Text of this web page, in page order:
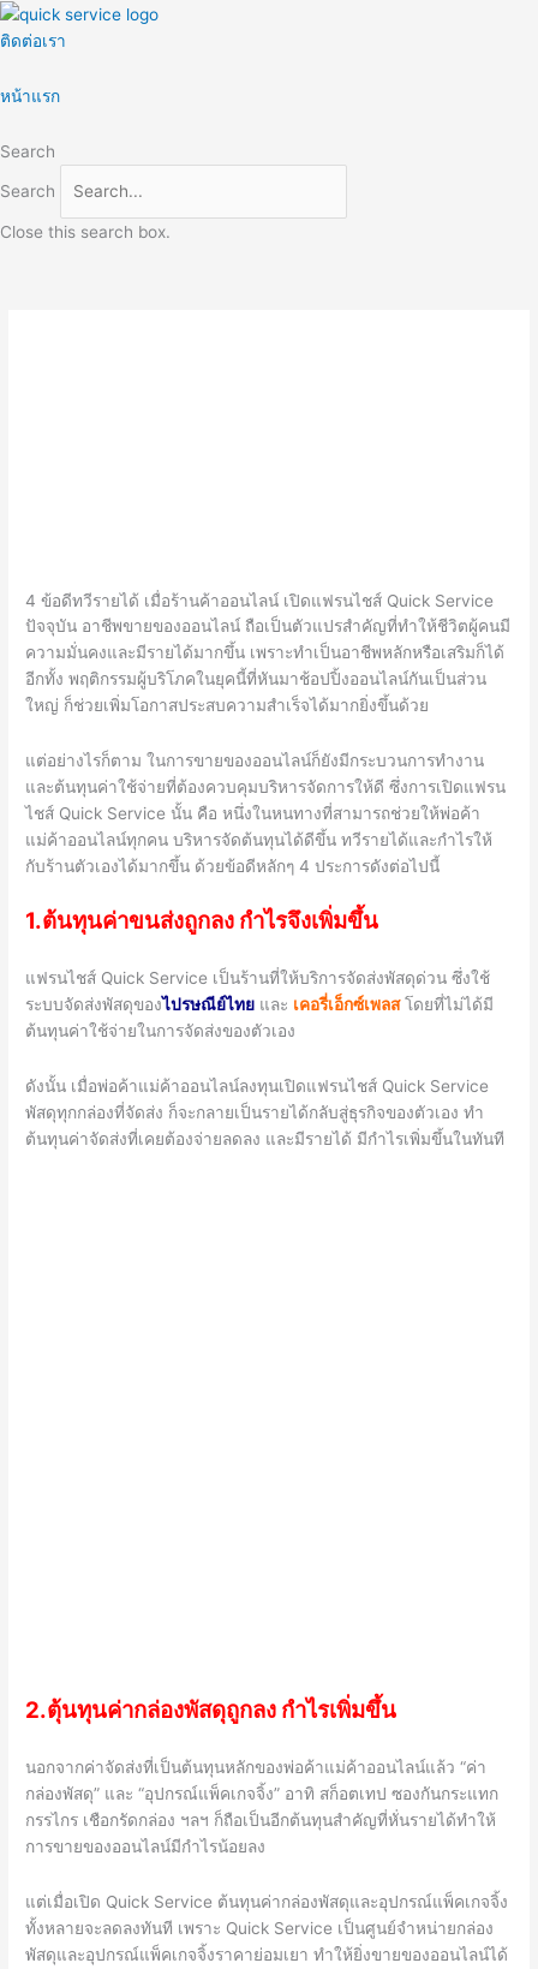
Skip
to
ติดต่อเรา
หน้าแรก
Search
Search
Close this search box.
4 ข้อดีทวีรายได้ เมื่อร้านค้าออนไลน์ เปิดแฟรนไชส์ Quick Service
ปัจจุบัน อาชีพขายของออนไลน์ ถือเป็นตัวแปรสำคัญที่ทำให้ชีวิตผู้คนมี
ความมั่นคงและมีรายได้มากขึ้น เพราะทำเป็นอาชีพหลักหรือเสริมก็ได้
อีกทั้ง พฤติกรรมผู้บริโภคในยุคนี้ที่หันมาช้อปปิ้งออนไลน์กันเป็นส่วน
ใหญ่ ก็ช่วยเพิ่มโอกาสประสบความสำเร็จได้มากยิ่งขึ้นด้วย
แต่อย่างไรก็ตาม ในการขายของออนไลน์ก็ยังมีกระบวนการทำงาน
และต้นทุนค่าใช้จ่ายที่ต้องควบคุมบริหารจัดการให้ดี ซึ่งการเปิดแฟรน
ไชส์ Quick Serviceนั้น คือหนึ่งในหนทางที่สามารถช่วยให้พ่อค้า
แม่ค้าออนไลน์ทุกคน บริหารจัดต้นทุนได้ดีขึ้น ทวีรายได้และกำไรให้
กับร้านตัวเองได้มากขึ้น ด้วยข้อดีหลักๆ4ประการดังต่อไปนี้
1.ต้นทุนค่าขนส่งถูกลง กำไรจึงเพิ่มขึ้น
แฟรนไชส์ Quick Service เป็นร้านที่ให้บริการจัดส่งพัสดุด่วน ซึ่งใช้
ระบบจัดส่งพัสดุของไปรษณีย์ไทย และ เคอรี่เอ็กซ์เพลสโดยที่ไม่ได้มี
ต้นทุนค่าใช้จ่ายในการจัดส่งของตัวเอง
ดังนั้น เมื่อพ่อค้าแม่ค้าออนไลน์ลงทุนเปิดแฟรนไชส์ Quick Service
พัสดุทุกกล่องที่จัดส่ง ก็จะกลายเป็นรายได้กลับสู่ธุรกิจของตัวเอง ทำ
ต้นทุนค่าจัดส่งที่เคยต้องจ่ายลดลง และมีรายได้ มีกำไรเพิ่มขึ้นในทันที
2.ตุ้นทุนค่ากล่องพัสดุถูกลง กำไรเพิ่มขึ้น
นอกจากค่าจัดส่งที่เป็นต้นทุนหลักของพ่อค้าแม่ค้าออนไลน์แล้ว “ค่า
กล่องพัสดุ” และ “อุปกรณ์แพ็คเกจจิ้ง” อาทิ สก็อตเทป ซองกันกระแทก
กรรไกร เชือกรัดกล่อง ฯลฯ ก็ถือเป็นอีกต้นทุนสำคัญที่หั่นรายได้ทำให้
การขายของออนไลน์มีกำไรน้อยลง
แต่เมื่อเปิด Quick Service ต้นทุนค่ากล่องพัสดุและอุปกรณ์แพ็คเกจจิ้ง
ทั้งหลายจะลดลงทันที เพราะ Quick Service เป็นศูนย์จำหน่ายกล่อง
พัสดุและอุปกรณ์แพ็คเกจจิ้งราคาย่อมเยา ทำให้ยิ่งขายของออนไลน์ได้